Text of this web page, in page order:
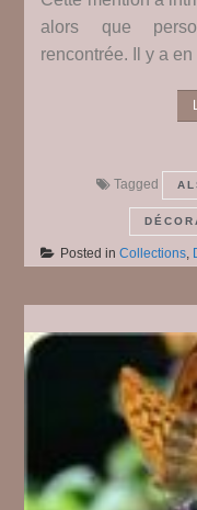
alors que
rencontrée. Il y a
Tagged
Posted inCollections